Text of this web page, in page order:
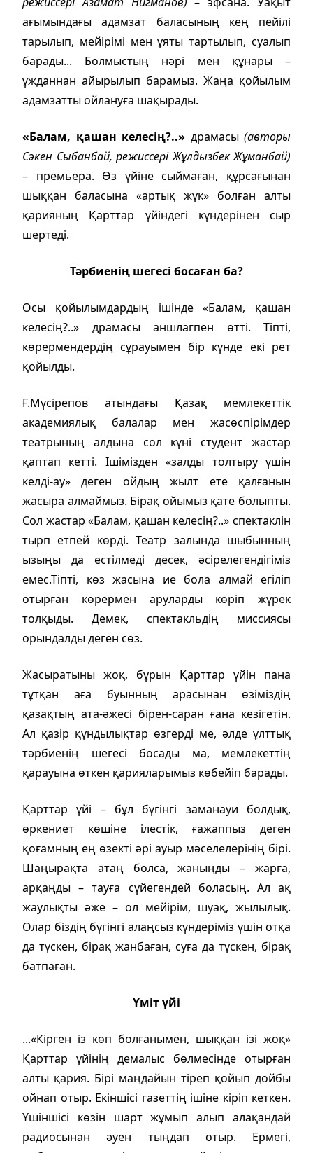
ағымындағы адамзат баласының кең пейілі
тарылып, мейірімі мен ұяты тартылып, суалып
барады... Болмыстың нәрі мен құнары –
ұжданнан айырылып барамыз. Жаңа қойылым
адамзатты ойлануға шақырады.
«Балам, қашан келесің?..» драмасы (авторы
Сәкен Сыбанбай, режиссері Жұлдызбек Жұманбай)
– премьера. Өз үйіне сыймаған, құрсағынан
шыққан баласына «артық жүк» болған алты
қарияның Қарттар үйіндегі күндерінен сыр
шертеді.
Тәрбиенің шегесі босаған ба?
Осы қойылымдардың ішінде «Балам, қашан
келесің?..» драмасы аншлагпен өтті. Тіпті,
көрермендердің сұрауымен бір күнде екі рет
қойылды.
Ғ.Мүсірепов атындағы Қазақ мемлекеттік
академиялық балалар мен жасөспірімдер
театрының алдына сол күні студент жастар
қаптап кетті. Ішімізден «залды толтыру үшін
келді-ау» деген ойдың жылт ете қалғанын
жасыра алмаймыз. Бірақ ойымыз қате болыпты.
Сол жастар «Балам, қашан келесің?..» спектаклін
тырп етпей көрді. Театр залында шыбынның
ызыңы да естілмеді десек, әсірелегендігіміз
емес.Тіпті, көз жасына ие бола алмай егіліп
отырған көрермен аруларды көріп жүрек
толқыды. Демек, спектакльдің миссиясы
орындалды деген сөз.
Жасыратыны жоқ, бұрын Қарттар үйін пана
тұтқан аға буынның арасынан өзіміздің
қазақтың ата-әжесі бірен-саран ғана кезігетін.
Ал қазір құндылықтар өзгерді ме, әлде ұлттық
тәрбиенің шегесі босады ма, мемлекеттің
қарауына өткен қарияларымыз көбейіп барады.
Қарттар үйі – бұл бүгінгі заманауи болдық,
өркениет көшіне ілестік, ғажаппыз деген
қоғамның ең өзекті әрі ауыр мәселелерінің бірі.
Шаңырақта атаң болса, жаныңды – жарға,
арқаңды – тауға сүйегендей боласың. Ал ақ
жаулықты әже – ол мейірім, шуақ, жылылық.
Олар біздің бүгінгі алаңсыз күндеріміз үшін отқа
да түскен, бірақ жанбаған, суға да түскен, бірақ
батпаған.
Үміт үйі
...«Кірген із көп болғанымен, шыққан ізі жоқ»
Қарттар үйінің демалыс бөлмесінде отырған
алты қария. Бірі маңдайын тіреп қойып дойбы
ойнап отыр. Екіншісі газеттің ішіне кіріп кеткен.
Үшіншісі көзін шарт жұмып алып алақандай
радиосынан әуен тыңдап отыр. Ермегі,